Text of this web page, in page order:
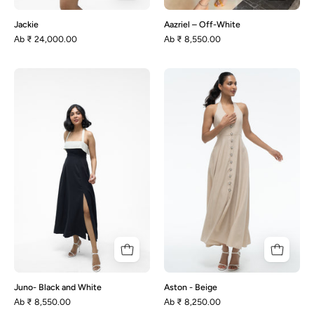
Jackie
Аb ₹ 24,000.00
Aazriel – Off-White
Аb ₹ 8,550.00
and
White
Juno- Black and White
Аb ₹ 8,550.00
Aston
-
Beige
Aston - Beige
Аb ₹ 8,250.00